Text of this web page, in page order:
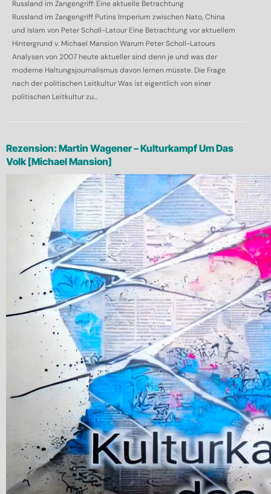
Russland im Zangengriff: Eine aktuelle Betrachtung
Russland im Zangengriff Putins Imperium zwischen Nato, China
und Islam von Peter Scholl-Latour Eine Betrachtung vor aktuellem
Hintergrund v. Michael Mansion Warum Peter Scholl-Latours
Analysen von 2007 heute aktueller sind denn je und was der
moderne Haltungsjournalismus davon lernen müsste. Die Frage
nach der politischen Leitkultur Was ist eigentlich von einer
politischen Leitkultur zu...
Rezension: Martin Wagener – Kulturkampf Um Das
Volk [Michael Mansion]